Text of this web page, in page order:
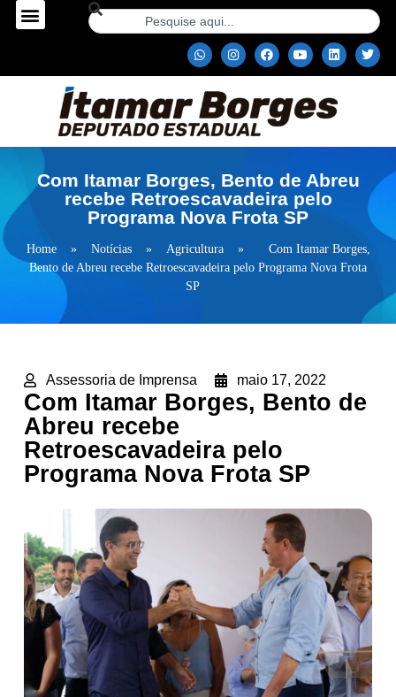
Com Itamar Borges, Bento de Abreu
recebe Retroescavadeira pelo
Programa Nova Frota SP
Home » Notícias » Agricultura »
Com Itamar Borges,
Bento de Abreu recebe Retroescavadeira pelo Programa Nova Frota
SP
Assessoria de Imprensa maio 17, 2022
Com Itamar Borges, Bento de
Abreu recebe
Retroescavadeira pelo
Programa Nova Frota SP